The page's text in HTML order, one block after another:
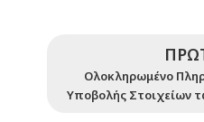
Ολοκληρωμένο
Υποβολής Στοιχείων